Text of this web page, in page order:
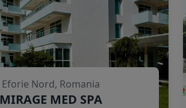
Eforie Nord, Romania
MIRAGE MED SPA